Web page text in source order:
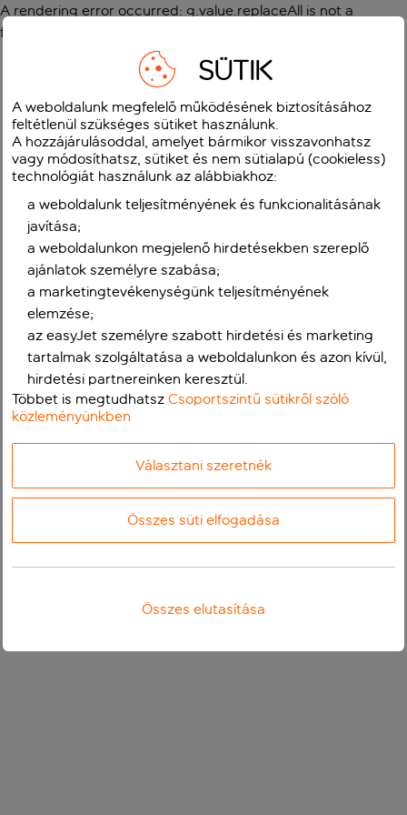
A rendering error occurred: g.value.replaceAll is not a
function
SÜTIK
A weboldalunk megfelelő működésének biztosításához
feltétlenül szükséges sütiket használunk.
A hozzájárulásoddal, amelyet bármikor visszavonhatsz
vagy módosíthatsz, sütiket és nem sütialapú (cookieless)
technológiát használunk az alábbiakhoz:
a weboldalunk teljesítményének és funkcionalitásának
javítása;
a weboldalunkon megjelenő hirdetésekben szereplő
ajánlatok személyre szabása;
a marketingtevékenységünk teljesítményének
elemzése;
az easyJet személyre szabott hirdetési és marketing
tartalmak szolgáltatása a weboldalunkon és azon kívül,
hirdetési partnereinken keresztül.
Többet is megtudhatszCsoportszintű sütikről szóló
közleményünkben
Választani szeretnék
Összes süti elfogadása
Összes elutasítása